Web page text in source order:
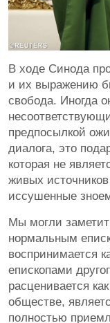
В ходе Синода
и их выражению
свобода. Иногда
предпосылкой
диалога, это
которая не
живых
иссушенные
Мы могли
нормальным
воспринимается
епископами
расценивается
обществе,
полностью